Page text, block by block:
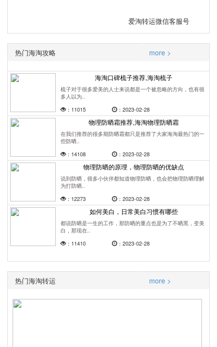
爱淘转运微信客服号
热门海淘攻略 more >
海淘口碑梳子推荐,海淘梳子
梳子对于很多爱美的人士来说都是一个被忽略的方向，也有很
多人以为..
：11015
：2023-02-28
物理防晒霜推荐,海淘物理防晒霜
在我们推荐的很多期防晒霜都只是推荐了大家海淘最热门的一
些防晒..
：14108
：2023-02-28
物理防晒的原理，物理防晒的优缺点
说到防晒，很多小伙伴都知道物理防晒，也会把物理防晒理解
为打防晒..
：12273
：2023-02-28
如何美白，日常美白习惯有哪些
都说防晒是一生的工作，那防晒的重点也是为了不晒黑，变美
白，那现在..
：11410
：2023-02-28
热门海淘转运 more >